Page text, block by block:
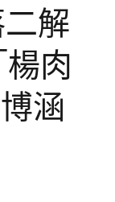
解
肉
涵